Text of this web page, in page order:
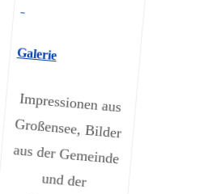
Galerie
Impressionen aus
Großensee, Bilder
aus der Gemeinde
und der